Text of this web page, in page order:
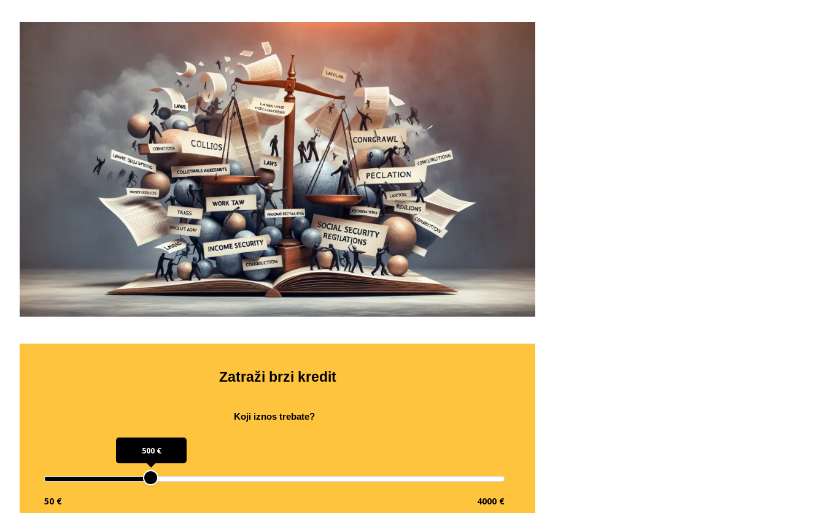
Zatraži brzi kredit
Koji iznos trebate?
500 €
50 € 4000 €